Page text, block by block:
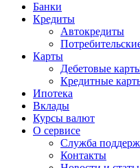
Банки
Кредиты
Автокредиты
Карты
Дебетовые
Кредитные
Ипотека
Вклады
Курсы валют
О сервисе
Служба
Контакты